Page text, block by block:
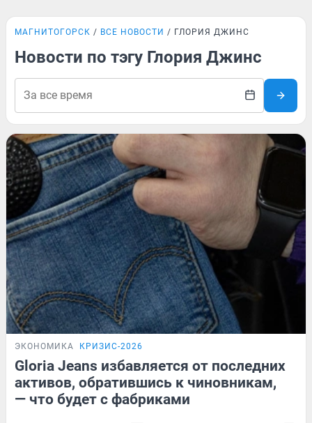
МАГНИТОГОРСК ВСЕ НОВОСТИ ГЛОРИЯ ДЖИНС
Новости по тэгу Глория Джинс
ЭКОНОМИКА КРИЗИС-2026
Gloria Jeans избавляется от последних
активов, обратившись к чиновникам,
— что будет с фабриками